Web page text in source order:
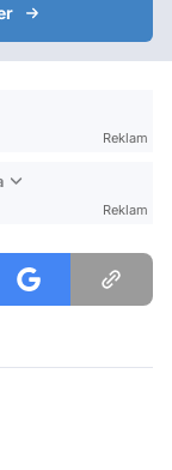
Reklam
Reklam